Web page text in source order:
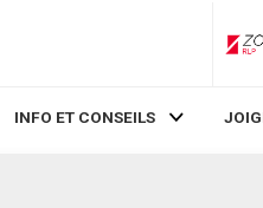
INFO ET CONSEILS